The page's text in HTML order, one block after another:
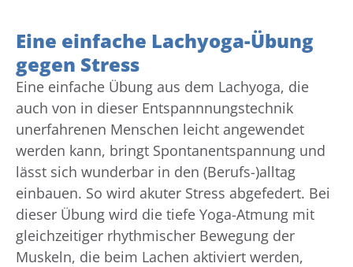
Eine einfache Lachyoga-Übung
gegen Stress
Eine einfache Übung aus dem Lachyoga, die
auch von in dieser Entspannnungstechnik
unerfahrenen Menschen leicht angewendet
werden kann, bringt Spontanentspannung und
lässt sich wunderbar in den (Berufs-)alltag
einbauen. So wird akuter Stress abgefedert. Bei
dieser Übung wird die tiefe Yoga-Atmung mit
gleichzeitiger rhythmischer Bewegung der
Muskeln, die beim Lachen aktiviert werden,